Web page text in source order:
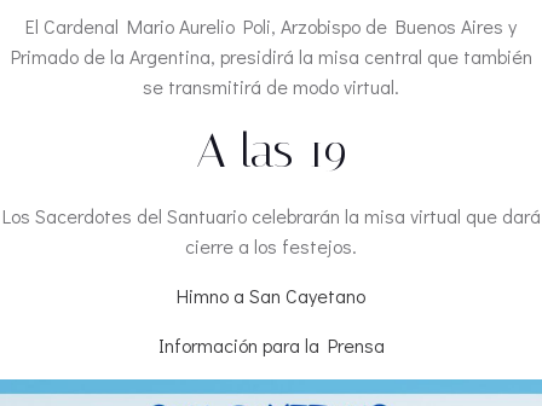
El Cardenal Mario Aurelio Poli, Arzobispo de Buenos Aires y
Primado de la Argentina, presidirá la misa central que también
se transmitirá de modo virtual.
A las 19
Los Sacerdotes del Santuario celebrarán la misa virtual que dará
cierre a los festejos.
Himno a San Cayetano
Información para la Prensa